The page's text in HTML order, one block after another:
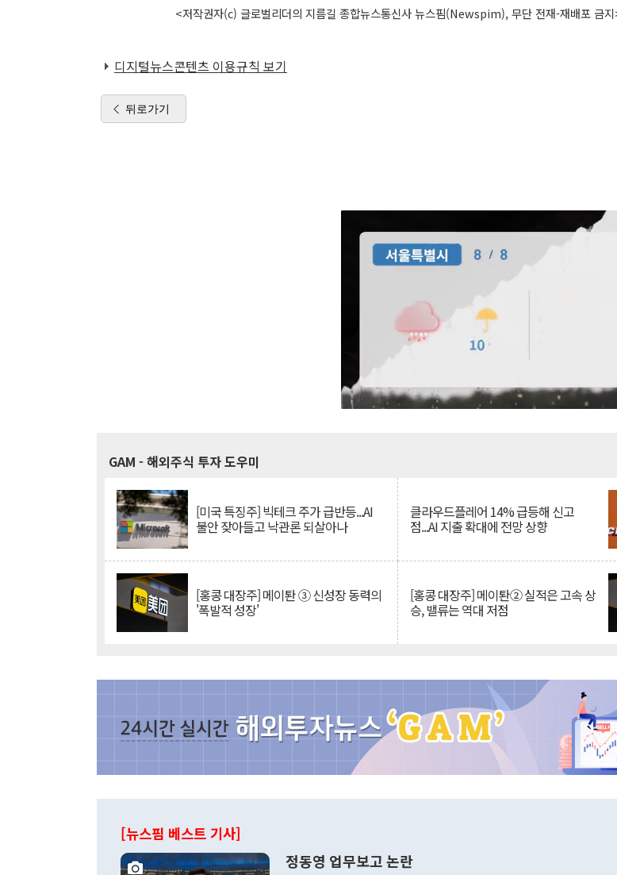
<저작권자(c) 글로벌리더의 지름길 종합뉴스통신사 뉴스핌(Newspim), 무단 전재-재배포 금
디지털뉴스콘텐츠 이용규칙 보기
뒤로가기
GAM - 해외주식 투자 도우미
[미국 특징주] 빅테크 주가 급반등...AI
불안 잦아들고 낙관론 되살아나
클라우드플레어 14% 급등해 신고
점...AI 지출 확대에 전망 상향
[홍콩 대장주] 메이퇀 ③ 신성장 동력의
'폭발적 성장'
[홍콩 대장주] 메이퇀② 실적은 고속 상
승, 밸류는 역대 저점
[뉴스핌 베스트 기사]
정동영 업무보고 논란